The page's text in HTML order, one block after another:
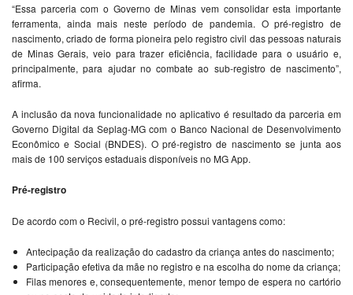
“Essa parceria com o Governo de Minas vem consolidar esta importante
ferramenta, ainda mais neste período de pandemia. O pré-registro de
nascimento, criado de forma pioneira pelo registro civil das pessoas naturais
de Minas Gerais, veio para trazer eficiência, facilidade para o usuário e,
principalmente, para ajudar no combate ao sub-registro de nascimento”,
afirma.
A inclusão da nova funcionalidade no aplicativo é resultado da parceria em
Governo Digital da Seplag-MG com o Banco Nacional de Desenvolvimento
Econômico e Social (BNDES). O pré-registro de nascimento se junta aos
mais de 100 serviços estaduais disponíveis no MG App.
Pré-registro
De acordo com o Recivil, o pré-registro possui vantagens como:
Antecipação da realização do cadastro da criança antes do nascimento;
Participação efetiva da mãe no registro e na escolha do nome da criança;
Filas menores e, consequentemente, menor tempo de espera no cartório